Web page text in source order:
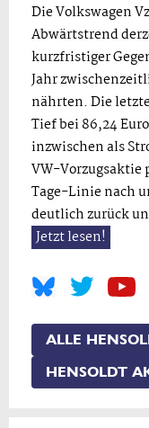
Die Volkswagen
Abwärtstrend
kurzfristiger
Jahr
nährten. Die
Tief bei 86,24
inzwischen als
VW-Vorzugsaktie
Tage-Linie nach
deutlich zurück
Jetzt lesen!
ALLE
HENSOLDT